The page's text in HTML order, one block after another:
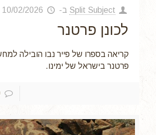
Split Subject ב- 10/02/2026
לכונן פרטנר
קריאה בספרו של פייר נבו הובילה
פרטנר בישראל של ימינו.